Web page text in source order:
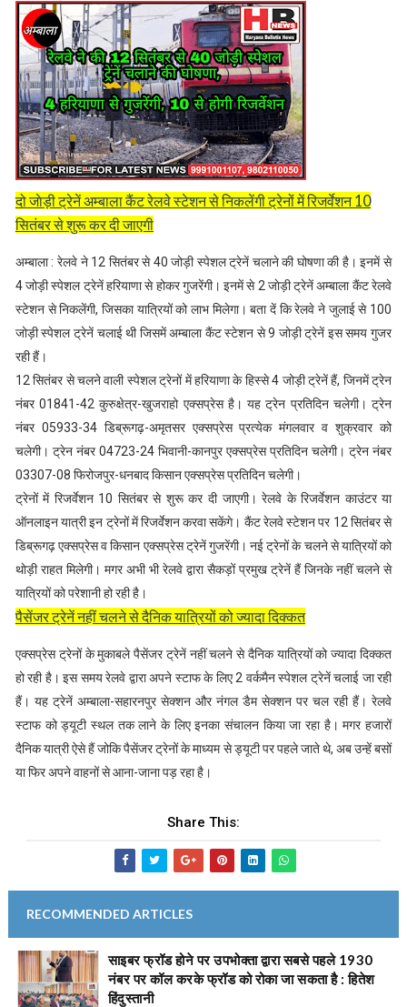
दो जाेड़ी ट्रेनें अम्बाला कैंट रेलवे स्टेशन से निकलेंगी ट्रेनों में रिजर्वेशन 10
सितंबर से शुरू कर दी जाएगी
अम्बाला : रेलवे ने 12 सितंबर से 40 जोड़ी स्पेशल ट्रेनें चलाने की घोषणा की है। इनमें से
4 जोड़ी स्पेशल ट्रेनें हरियाणा से होकर गुजरेंगी। इनमें से 2 जाेड़ी ट्रेनें अम्बाला कैंट रेलवे
स्टेशन से निकलेंगी, जिसका यात्रियों को लाभ मिलेगा। बता दें कि रेलवे ने जुलाई से 100
जोड़ी स्पेशल ट्रेनें चलाई थी जिसमें अम्बाला कैंट स्टेशन से 9 जोड़ी ट्रेनें इस समय गुजर
रही हैं।
12 सितंबर से चलने वाली स्पेशल ट्रेनों में हरियाणा के हिस्से 4 जोड़ी ट्रेनें हैं, जिनमें ट्रेन
नंबर 01841-42 कुरुक्षेत्र-खुजराहो एक्सप्रेस है। यह ट्रेन प्रतिदिन चलेगी। ट्रेन
नंबर 05933-34 डिब्रूगढ़-अमृतसर एक्सप्रेस प्रत्येक मंगलवार व शुक्रवार को
चलेगी। ट्रेन नंबर 04723-24 भिवानी-कानपुर एक्सप्रेस प्रतिदिन चलेगी। ट्रेन नंबर
03307-08 फिरोजपुर-धनबाद किसान एक्सप्रेस प्रतिदिन चलेगी।
ट्रेनों में रिजर्वेशन 10 सितंबर से शुरू कर दी जाएगी। रेलवे के रिजर्वेशन काउंटर या
ऑनलाइन यात्री इन ट्रेनों में रिजर्वेशन करवा सकेंगे। कैंट रेलवे स्टेशन पर 12 सितंबर से
डिब्रूगढ़ एक्सप्रेस व किसान एक्सप्रेस ट्रेनें गुजरेंगी। नई ट्रेनों के चलने से यात्रियों को
थाेड़ी राहत मिलेगी। मगर अभी भी रेलवे द्वारा सैकड़ों प्रमुख ट्रेनें हैं जिनके नहीं चलने से
यात्रियों को परेशानी हो रही है।
पैसेंजर ट्रेनें नहीं चलने से दैनिक यात्रियों को ज्यादा दिक्कत
एक्सप्रेस ट्रेनों के मुकाबले पैसेंजर ट्रेनें नहीं चलने से दैनिक यात्रियों को ज्यादा दिक्कत
हो रही है। इस समय रेलवे द्वारा अपने स्टाफ के लिए 2 वर्कमैन स्पेशल ट्रेनें चलाई जा रही
हैं। यह ट्रेनें अम्बाला-सहारनपुर सेक्शन और नंगल डैम सेक्शन पर चल रही हैं। रेलवे
स्टाफ को ड्यूटी स्थल तक लाने के लिए इनका संचालन किया जा रहा है। मगर हजारों
दैनिक यात्री ऐसे हैं जोकि पैसेंजर ट्रेनों के माध्यम से ड्यूटी पर पहले जाते थे, अब उन्हें बसों
या फिर अपने वाहनों से आना-जाना पड़ रहा है।
Share This:
RECOMMENDED ARTICLES
साइबर फ्रॉड होने पर उपभोक्ता द्वारा सबसे पहले 1930
नंबर पर कॉल करके फ्रॉड को रोका जा सकता है : हितेश
हिंदुस्तानी